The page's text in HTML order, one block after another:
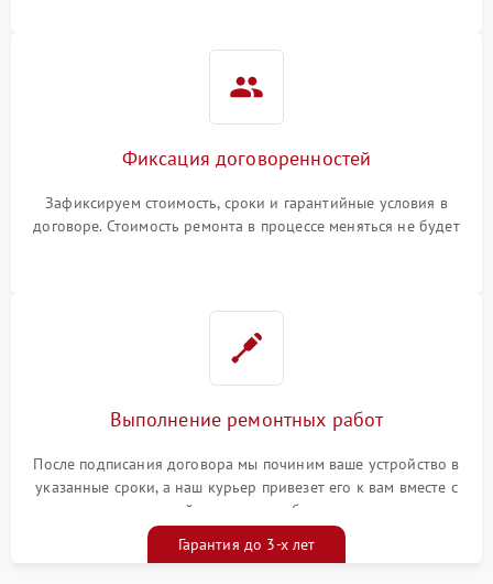
Фиксация договоренностей
Зафиксируем стоимость, сроки и гарантийные условия в
договоре. Стоимость ремонта в процессе меняться не будет
Выполнение ремонтных работ
После подписания договора мы починим ваше устройство в
указанные сроки, а наш курьер привезет его к вам вместе с
гарантийным талоном бесплатно
Гарантия до 3-х лет